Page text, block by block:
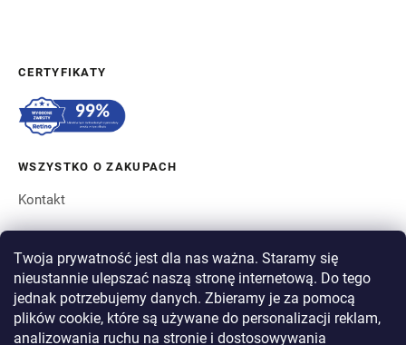
Twoja prywatność jest dla nas ważna. Staramy się
nieustannie ulepszać naszą stronę internetową. Do tego
jednak potrzebujemy danych. Zbieramy je za pomocą
plików cookie, które są używane do personalizacji reklam,
analizowania ruchu na stronie i dostosowywania
CERTYFIKATY
WSZYSTKO O ZAKUPACH
Kontakt
O BERGAM